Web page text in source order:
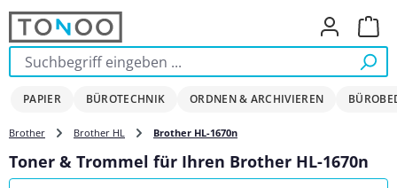
Zum Hauptinhalt springen
PAPIER BÜROTECHNIK ORDNEN & ARCHIVIEREN
Brother Brother HL Brother HL-1670n
Toner & Trommel für Ihren Brother HL-1670n